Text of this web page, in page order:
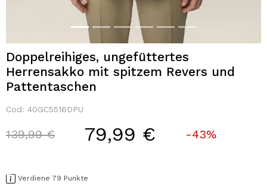
Doppelreihiges, ungefüttertes
Herrensakko mit spitzem Revers und
Pattentaschen
Cod: 40GC5516DPU
Price reduced from
139,99 €to 79,99 € -43%
Verdiene 79 Punkte